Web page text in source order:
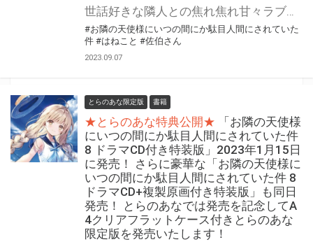
世話好きな隣人との焦れ焦れ甘々ラブストーリー！ 『お隣の天使様にいつの間にか駄目人間にされていた件』最新8.5巻が2023年9月15日に発売！ 同時発売の8.5巻特装版にはファン必携の小冊子付き！！ 小冊子は100ページ超を予定し、収録短編は３本、すべて佐伯さん先生がこの小冊子用に書き下ろしたものになります！ とらのあなでは発売を記念して「特製A4クリアフラットケース付き」とらのあな限定版を発売いたします。 とらのあな限定版の数は限られていますので是非お早めにお求めください！
#お隣の天使様にいつの間にか駄目人間にされていた
件 #はねこと #佐伯さん
2023.09.07
とらのあな限定版 書籍
★とらのあな特典公開★
「お隣の天使様
にいつの間にか駄目人間にされていた件
8 ドラマCD付き特装版」2023年1月15日
に発売！ さらに豪華な「お隣の天使様に
いつの間にか駄目人間にされていた件 8
ドラマCD+複製原画付き特装版」も同日
発売！ とらのあなでは発売を記念してA
4クリアフラットケース付きとらのあな
限定版を発売いたします！